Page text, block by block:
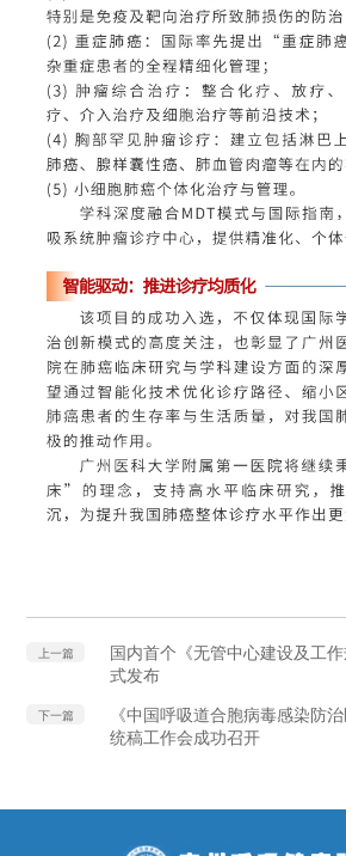
上一篇
国内首个《无管中心建设及工
式发布
下一篇
《中国呼吸道合胞病毒感染防
统稿工作会成功召开